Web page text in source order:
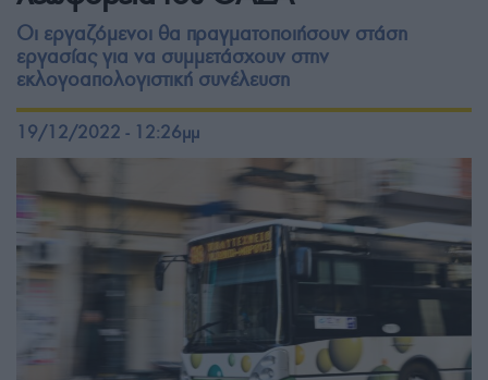
Οι εργαζόμενοι θα πραγματοποιήσουν στάση
εργασίας για να συμμετάσχουν στην
εκλογοαπολογιστική συνέλευση
19/12/2022 - 12:26μμ